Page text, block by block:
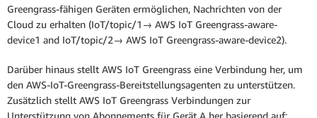
Greengrass-fähigen Geräten ermöglichen, Nachrichten von der
Cloud zu erhalten (IoT/topic/1→ AWS IoT Greengrass-aware-
device1 and IoT/topic/2→ AWS IoT Greengrass-aware-device2).
Darüber hinaus stellt AWS IoT Greengrass eine Verbindung her, um
den AWS-IoT-Greengrass-Bereitstellungsagenten zu unterstützen.
Zusätzlich stellt AWS IoT Greengrass Verbindungen zur
Unterstützung von Abonnements für Gerät A her basierend auf: